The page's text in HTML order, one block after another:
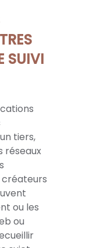
SUIVI
tiers,
réseaux
créateurs
ou les
ou